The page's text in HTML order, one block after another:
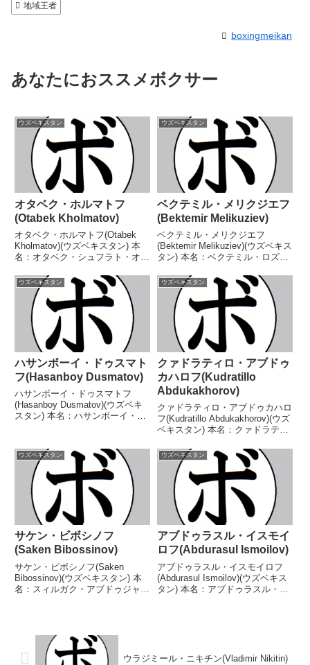
地域王者
boxingmeikan
あなたにおススメボクサー
ウズベキスタン
オタベク・ホルマトフ
(Otabek Kholmatov)
オタベク・ホルマトフ(Otabek
Kholmatov)(ウズベキスタン) 本
名：オタベク・シュフラト・オグ
年7月22日国籍：ウズベキスタン
戦績：14戦13勝(12KO)1敗 【獲
得タイトル】なし 【戦歴】2...
ウズベキスタン
ベクテミル・メリクジエフ
(Bektemir Melikuziev)
ベクテミル・メリクジエフ
(Bektemir Melikuziev)(ウズベキス
タン) 本名：ベクテミル・ロズマ
年月日：1996年4月13日国籍：ウ
ズベキスタン戦績：18戦17勝
(11KO)1敗 【獲得タイトル】...
ウズベキスタン
ハサンボーイ・ドゥスマト
フ(Hasanboy Dusmatov)
ハサンボーイ・ドゥスマトフ
(Hasanboy Dusmatov)(ウズベキ
スタン) 本名：ハサンボーイ・マ
籍：ウズベキスタン戦績：7戦7
勝(5KO) 【獲得タイトル】2013
ウズベキスタン
クァドラティロ・アブドゥ
カハロフ(Kudratillo
Abdukakhorov)
クァドラティロ・アブドゥカハロ
フ(Kudratillo Abdukakhorov)(ウズ
ベキスタン) 本名：クァドラティ
ドゥカハロフ生年月日：1993年8
月29日国籍：ウズベキスタン戦
績：28戦22勝(14KO...
ウズベキスタン
サケン・ビボシノフ
(Saken Bibossinov)
サケン・ビボシノフ(Saken
Bibossinov)(ウズベキスタン) 本
名：スィルガク・アブドゥジャパ
度世界選手権フライ級優勝(アマ
ウズベキスタン
アブドゥラスル・イスモイ
ロフ(Abdurasul Ismoilov)
アブドゥラスル・イスモイロフ
(Abdurasul Ismoilov)(ウズベキス
タン) 本名：アブドゥラスル・フ
ウラジミール・ニキチン(Vladimir Nikitin)